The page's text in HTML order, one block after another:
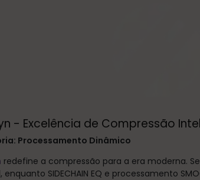
- Excelência de Compressão
Processamento Dinâmico
redefine a compressão para a era moderna.
enquanto SIDECHAIN EQ e processamento